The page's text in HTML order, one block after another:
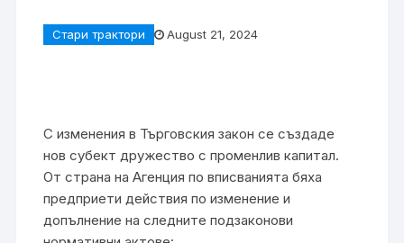
Стари трактори August 21, 2024
С изменения в Търговския закон се създаде
нов субект дружество с променлив капитал.
От страна на Агенция по вписванията бяха
предприети действия по изменение и
допълнение на следните подзаконови